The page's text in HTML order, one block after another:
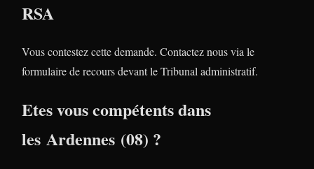
RSA
Vous contestez cette demande. Contactez nous via le
formulaire de recours devant le Tribunal administratif.
Etes vous compétents dans
les Ardennes (08) ?